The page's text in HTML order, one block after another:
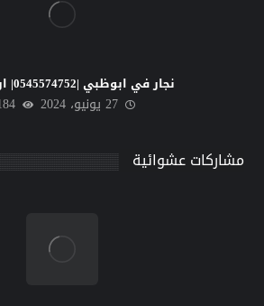
نجار في ابوظبي |0545574752| ارخص نجار
27 يونيو، 2024
مشاركات عشوائية